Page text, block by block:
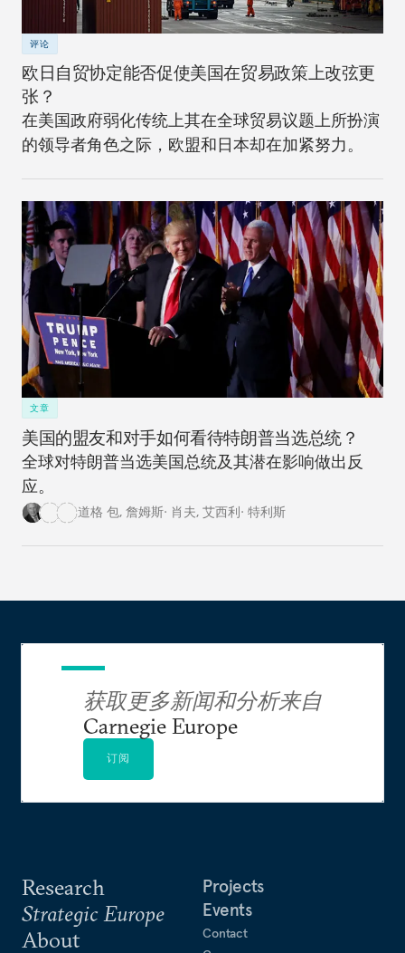
评论
欧日自贸协定能否促使美国在贸易政策上改弦更
张？
在美国政府弱化传统上其在全球贸易议题上所扮演
的领导者角色之际，欧盟和日本却在加紧努力。
文章
美国的盟友和对手如何看待特朗普当选总统？
全球对特朗普当选美国总统及其潜在影响做出反
应。
道格 包, 詹姆斯· 肖夫, 艾西利· 特利斯
Research
Strategic Europe
About
Projects
Events
Contact
获取更多新闻和分析来自
Carnegie Europe
订阅